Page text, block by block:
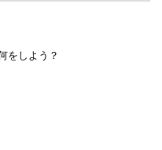
をしよう？